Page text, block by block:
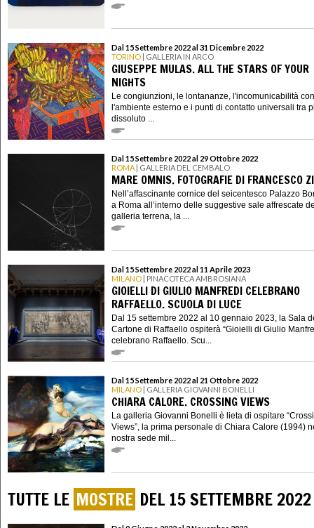
Dal 15 Settembre 2022 al 31 Dicembre 2022
TORINO | GALLERIA IN ARCO
GIUSEPPE MULAS. ALL THE STARS OF YOUR
NIGHTS
Le congiunzioni, le lontananze, l'incomunicabilità con
l'ambiente esterno e i punti di contatto universali tra
dissoluto ...
Dal 15 Settembre 2022 al 29 Ottobre 2022
ROMA | GALLERIA DEL CEMBALO
MARE OMNIS. FOTOGRAFIE DI FRANCESCO
Nell’affascinante cornice del seicentesco Palazzo
a Roma all’interno delle suggestive sale affrescate
galleria terrena, la ...
Dal 15 Settembre 2022 al 11 Aprile 2023
MILANO | PINACOTECA AMBROSIANA
GIOIELLI DI GIULIO MANFREDI CELEBRANO
RAFFAELLO. SCUOLA DI LUCE
Dal 15 settembre 2022 al 10 gennaio 2023, la Sala
Cartone di Raffaello ospiterà “Gioielli di Giulio
celebrano Raffaello. Scu...
Dal 15 Settembre 2022 al 21 Ottobre 2022
MILANO | GALLERIA GIOVANNI BONELLI
CHIARA CALORE. CROSSING VIEWS
La galleria Giovanni Bonelli è lieta di ospitare
Views”, la prima personale di Chiara Calore (1994)
nostra sede mil...
TUTTE LE MOSTRE DEL 15 SETTEMBRE 2022